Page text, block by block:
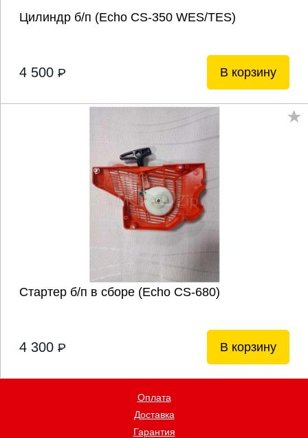
Цилиндр б/п (Echo CS-350 WES/TES)
4 500 P В корзину
Стартер б/п в сборе (Echo CS-680)
4 300 P В корзину
Оплата
Доставка
Гарантия